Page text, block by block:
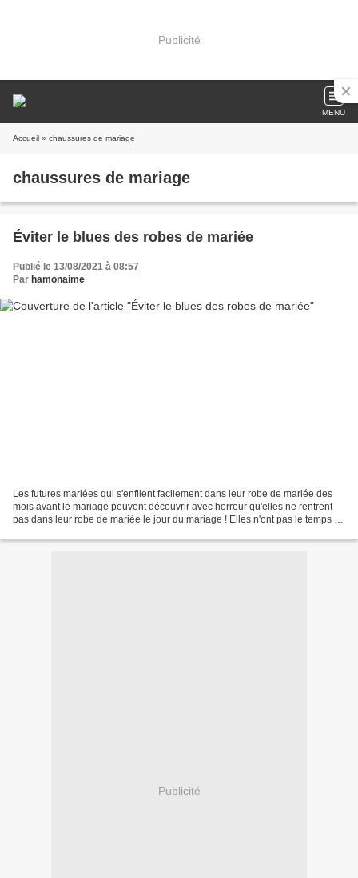
Publicité
MENU
Accueil » chaussures de mariage
chaussures de mariage
Éviter le blues des robes de mariée
Publié le 13/08/2021 à 08:57
Par hamonaime
Les futures mariées qui s'enfilent facilement dans leur robe de mariée des
mois avant le mariage peuvent découvrir avec horreur qu'elles ne rentrent
pas dans leur robe de mariée le jour du mariage ! Elles n'ont pas le temps de
Publicité